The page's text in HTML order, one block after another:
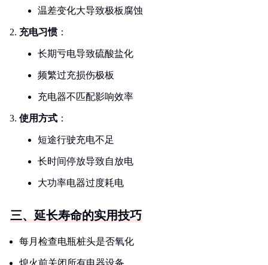
温差变化大导致极板腐蚀
充电习惯：
长期亏电导致硫酸盐化
频繁过充损伤极板
充电器不匹配影响效率
使用方式 ：
短途行驶充电不足
长时间停放导致自放电
大功率电器过度耗电
三、延长寿命的实用技巧
每月检查电瓶桩头是否氧化
熄火前关闭所有电器设备